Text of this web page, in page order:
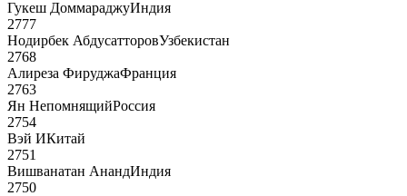
Гукеш ДоммараджуИндия
2777
Нодирбек АбдусатторовУзбекистан
2768
Алиреза ФируджаФранция
2763
Ян НепомнящийРоссия
2754
Вэй ИКитай
2751
Вишванатан АнандИндия
2750